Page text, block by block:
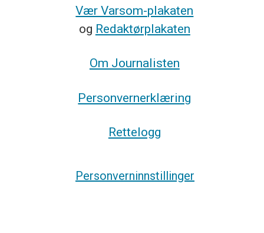
Vær Varsom-plakaten
og Redaktørplakaten
Om Journalisten
Personvernerklæring
Rettelogg
Personverninnstillinger